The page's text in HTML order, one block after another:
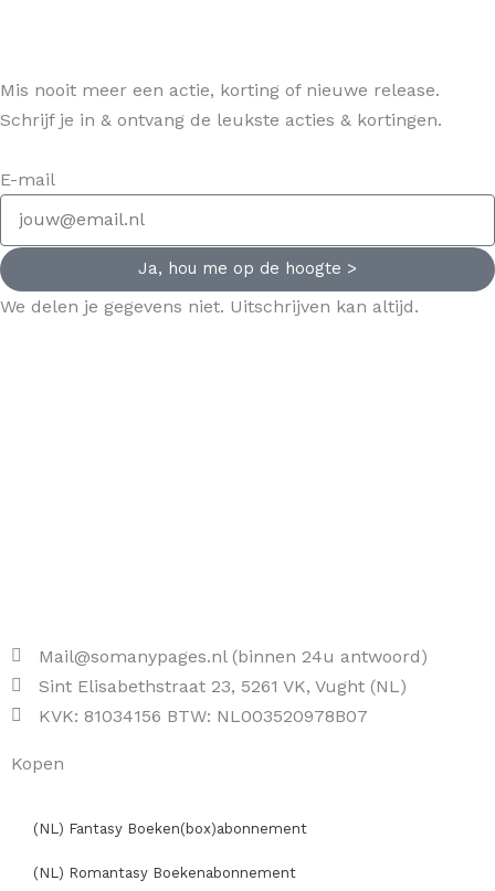
Mis nooit meer een actie, korting of nieuwe release.
Schrijf je in & ontvang de leukste acties & kortingen.
E-mail
Ja, hou me op de hoogte >
We delen je gegevens niet. Uitschrijven kan altijd.
Mail@somanypages.nl (binnen 24u antwoord)
Sint Elisabethstraat 23, 5261 VK, Vught (NL)
KVK: 81034156 BTW: NL003520978B07
Kopen
(NL) Fantasy Boeken(box)abonnement
(NL) Romantasy Boekenabonnement